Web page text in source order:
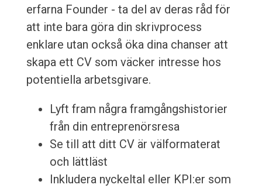
erfarna Founder - ta del av deras råd för
att inte bara göra din skrivprocess
enklare utan också öka dina chanser att
skapa ett CV som väcker intresse hos
potentiella arbetsgivare.
Lyft fram några framgångshistorier
från din entreprenörsresa
Se till att ditt CV är välformaterat
och lättläst
Inkludera nyckeltal eller KPI:er som